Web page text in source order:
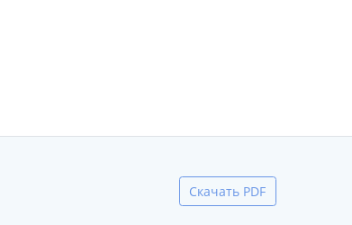
Скачать PDF